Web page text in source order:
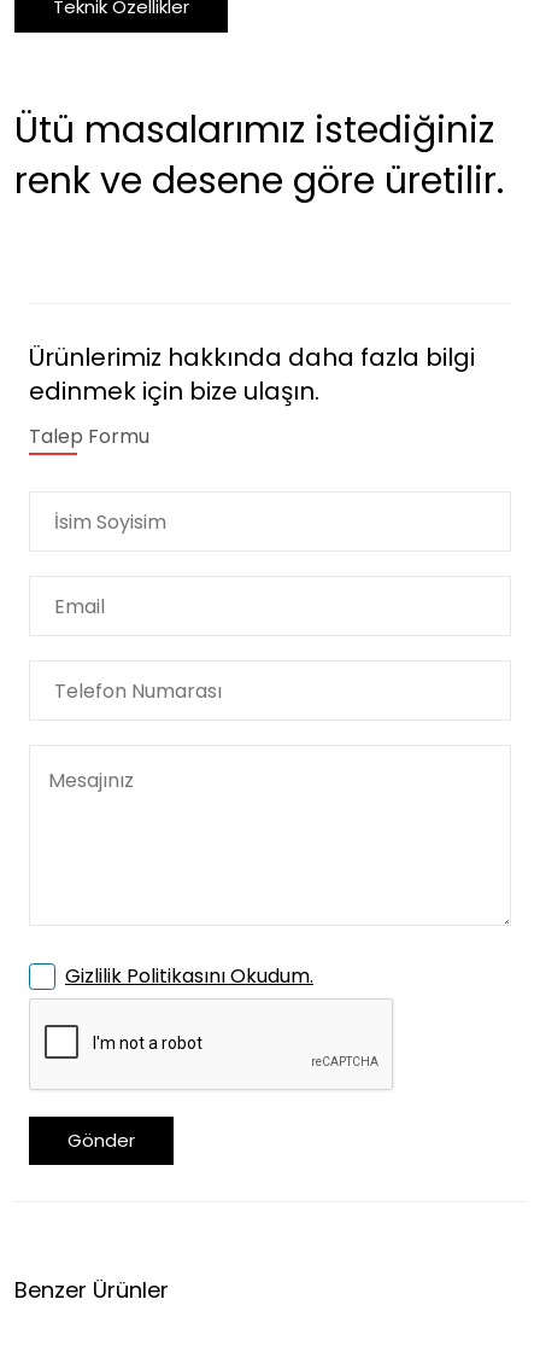
Teknik Özellikler
Ütü masalarımız istediğiniz
renk ve desene göre üretilir.
Ürünlerimiz hakkında daha fazla bilgi
edinmek için bize ulaşın.
Talep Formu
Gizlilik Politikasını Okudum.
Gönder
Benzer Ürünler